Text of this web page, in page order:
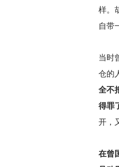
样。
自带
当时
仓的
全不
得罪
开，
在曾